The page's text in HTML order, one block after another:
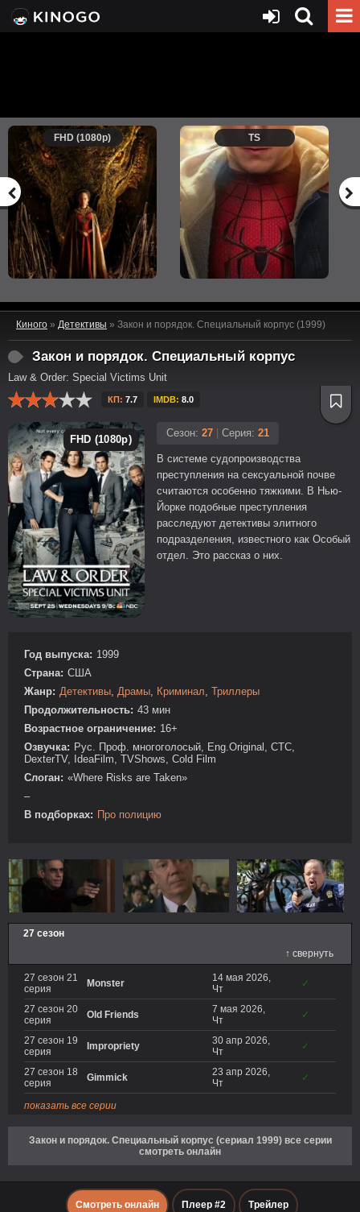
FHD (1080p) TS
Киного » Детективы » Закон и порядок. Специальный корпус (1999)
Закон и порядок. Специальный корпус
Law & Order: Special Victims Unit
КП: 7.7 IMDB: 8.0
FHD (1080p)
Сезон: 27 Серия: 21
В системе судопроизводства
преступления на сексуальной почве
считаются особенно тяжкими. В Нью-
Йорке подобные преступления
расследуют детективы элитного
подразделения, известного как Особый
отдел. Это рассказ о них.
Год выпуска: 1999
Страна: США
Жанр: Детективы Драмы Криминал Триллеры
Продолжительность: 43 мин
Возрастное ограничение: 16+
Озвучка: Рус. Проф. многоголосый, Eng.Original, СТС,
DexterTV, IdeaFilm, TVShows, Cold Film
Слоган: «Where Risks are Taken»
–
В подборках: Про полицию
27 сезон
↑ свернуть
27 сезон 21
серия
Monster
14 мая 2026,
Чт
✓
27 сезон 20
серия
Old Friends
7 мая 2026,
Чт
✓
27 сезон 19
серия
Impropriety
30 апр 2026,
Чт
✓
27 сезон 18
серия
Gimmick
23 апр 2026,
Чт
✓
показать все серии
Закон и порядок. Специальный корпус (сериал 1999) все серии
смотреть онлайн
Смотреть онлайн Плеер #2 Трейлер